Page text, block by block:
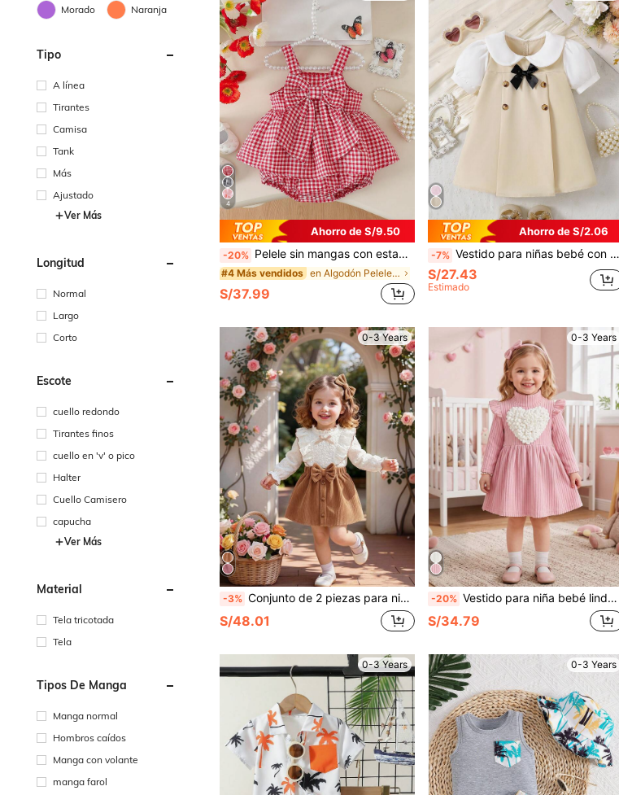
Morado Naranja
Tipo
A línea
Tirantes
Camisa
Tank
Más
Ajustado
Ver Más
Longitud
Normal
Largo
Corto
Escote
cuello redondo
Tirantes finos
cuello en 'v' o pico
Halter
Cuello Camisero
capucha
Ver Más
Material
Tela tricotada
Tela
Tipos De Manga
Manga normal
Hombros caídos
Manga con volante
manga farol
4
Ahorro de S/9.50
-20% Pelele sin mangas con estampado a cuadros, decoración de lazo 3D y diseño de botones para niñas bebé, color rojo, adecuado para el Día de San Valentín, regalo de cumpleaños, uso diario, primavera/verano
#4 Más vendidos en Algodón Peleles para niñas
S/37.99
Ahorro de S/2.06
-7% Vestido para niñas bebé con cuello Peter Pan, mangas abullonadas, decoración de lazo, botones delanteros, bajo plisado, línea A y patchwork, ropa elegante y casual versátil para niñas para primavera/verano y juegos al aire libre
S/27.43
Estimado
0-3 Years
-3% Conjunto de 2 piezas para niñas bebé con camiseta de cuello redondo, mangas largas abullonadas y bajo con volantes, y falda de color liso con diseño de botón 3D con lazo, estilo casual minimalista preppy, ropa para bebés niñas, regalo de cumpleaños de primavera y otoño, regalo de vuelta a la escuela, adecuado para uso diario y salidas
S/48.01
0-3 Years
-20% Vestido para niña bebé lindo y elegante de unicolor con cuello redondo y cuello alto, manga corta con volantes y manga larga, patchwork de corazón, corte A, ropa de niña bebé de moda casual versátil, cálida y cómoda, regalo de cumpleaños, regalo de vuelta a la escuela, adecuado para otoño/invierno, uso diario y salidas
S/34.79
0-3 Years 0-3 Years